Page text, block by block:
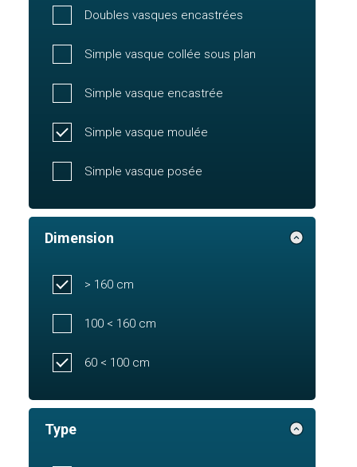
Doubles vasques encastrées
Simple vasque collée sous plan
Simple vasque encastrée
Simple vasque moulée
Simple vasque posée
Dimension
> 160 cm
100 < 160 cm
60 < 100 cm
Type